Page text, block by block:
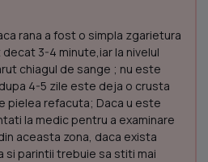
rana a fost o simpla zgarietura
3-4 minute,iar la nivelul
chiagul de sange ; nu este
4-5 zile este deja o crusta
pielea refacuta; Daca u este
la medic pentru a examinare
aceasta zona, daca exista
si parintii trebuie sa stiti mai